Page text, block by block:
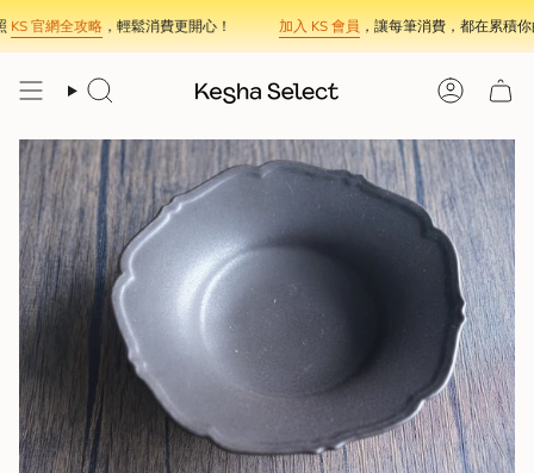
Skip
to
content
官網全攻略，輕鬆消費更開心！ 加入 KS 會員，讓每筆消費，都在累積你的
Search Account